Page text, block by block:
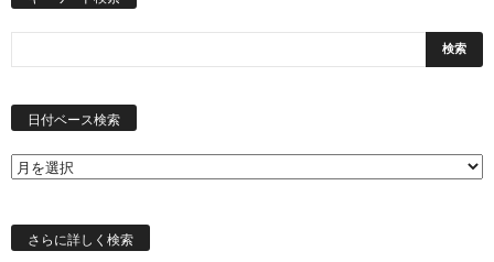
日付ベース検索
ス
索
さらに詳しく検索